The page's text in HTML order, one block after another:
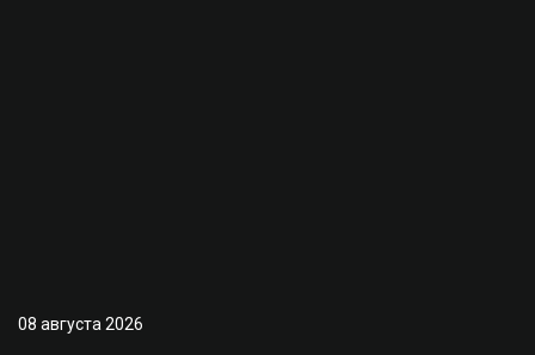
08 августа 2026